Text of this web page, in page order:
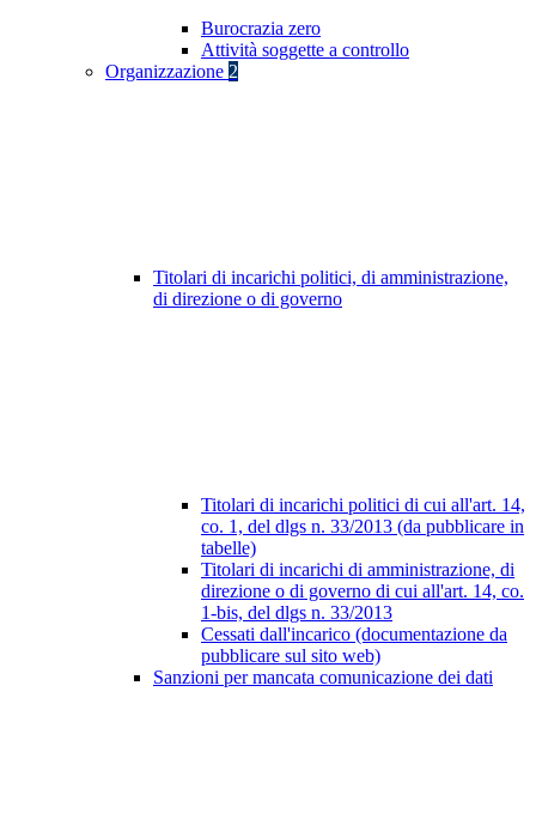
Burocrazia zero
Attività soggette a controllo
Organizzazione 2
Titolari di incarichi politici, di amministrazione,
di direzione o di governo
Titolari di incarichi politici di cui all'art. 14,
co. 1, del dlgs n. 33/2013 (da pubblicare in
tabelle)
Titolari di incarichi di amministrazione, di
direzione o di governo di cui all'art. 14, co.
1-bis, del dlgs n. 33/2013
Cessati dall'incarico (documentazione da
pubblicare sul sito web)
Sanzioni per mancata comunicazione dei dati